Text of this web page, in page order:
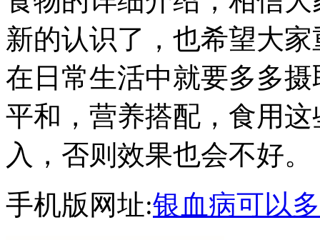
新的认识了，也希望大
在日常生活中就要多多
平和，营养搭配，食用
入，否则效果也会不好。
手机版网址:银血病可以